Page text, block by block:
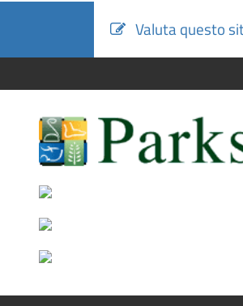
Valuta questo